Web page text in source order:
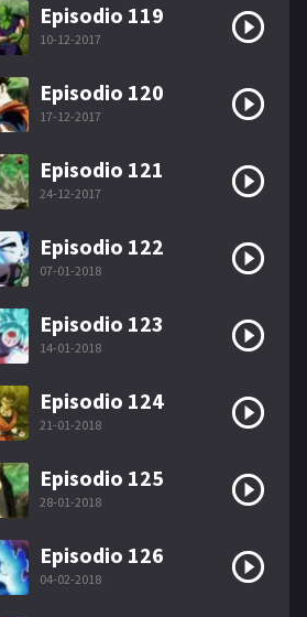
Episodio 119
10-12-2017
Episodio 120
17-12-2017
Episodio 121
24-12-2017
Episodio 122
07-01-2018
Episodio 123
14-01-2018
Episodio 124
21-01-2018
Episodio 125
28-01-2018
Episodio 126
04-02-2018